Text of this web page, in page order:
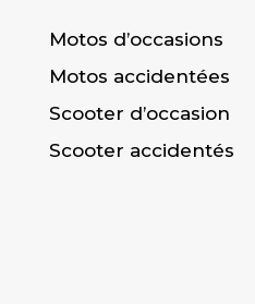
Motos d’occasions
Motos accidentées
Scooter d’occasion
Scooter accidentés